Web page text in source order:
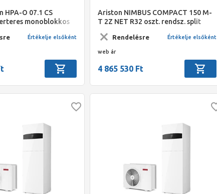
HPA-O 07.1 CS
monoblokkos
Értékelje elsőként
Ariston NIMBUS COMPACT 150 M-
T 2Z NET R32 oszt. rendsz. split
beltéri+180 L HMV, 3 fázis
Rendelésre Értékelje elsőként
web ár
4 865 530 Ft